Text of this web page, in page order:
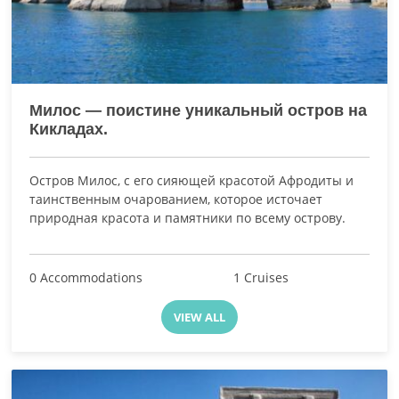
Милос — поистине уникальный остров на
Кикладах.
Остров Милос, с его сияющей красотой Афродиты и
таинственным очарованием, которое источает
природная красота и памятники по всему острову.
0 Accommodations 1 Cruises
VIEW ALL